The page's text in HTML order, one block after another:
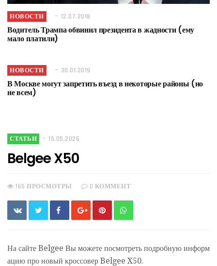
НОВОСТИ 12.07.2018
Водитель Трампа обвинил президента в жадности (ему
мало платили)
НОВОСТИ 30.01.2019
В Москве могут запретить въезд в некоторые районы (но
не всем)
СТАТЬИ 15.05.2026
Belgee X50
165 ПРОСМОТРЫ 0 КОММЕНТ
На сайте Belgee Вы можете посмотреть подробную информ
ацию про новый кроссовер Belgee X50.